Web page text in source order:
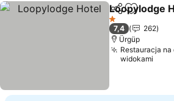
Udostępnij
Dodaj do
Loopylodge
1 Kategoria
7,4
262
Ürgüp
Restauracja
widokami